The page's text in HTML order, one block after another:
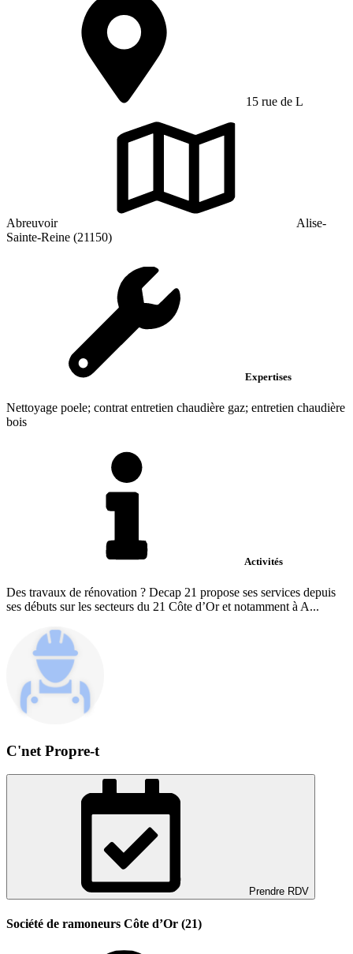
15 rue de L
Abreuvoir
Alise-
Sainte-Reine (21150)
Expertises
Nettoyage poele; contrat entretien chaudière gaz; entretien chaudière
bois
Activités
Des travaux de rénovation ? Decap 21 propose ses services depuis
ses débuts sur les secteurs du 21 Côte d’Or et notamment à A...
C'net Propre-t
Prendre RDV
Société de ramoneurs Côte d’Or (21)